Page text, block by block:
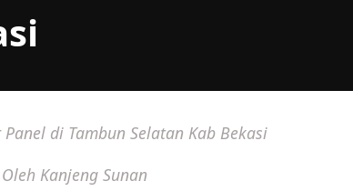
di Tambun Selatan Kab Bekasi
Oleh Kanjeng Sunan